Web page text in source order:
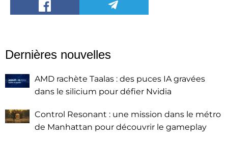
Dernières nouvelles
AMD rachète Taalas : des puces IA gravées
dans le silicium pour défier Nvidia
Control Resonant : une mission dans le métro
de Manhattan pour découvrir le gameplay